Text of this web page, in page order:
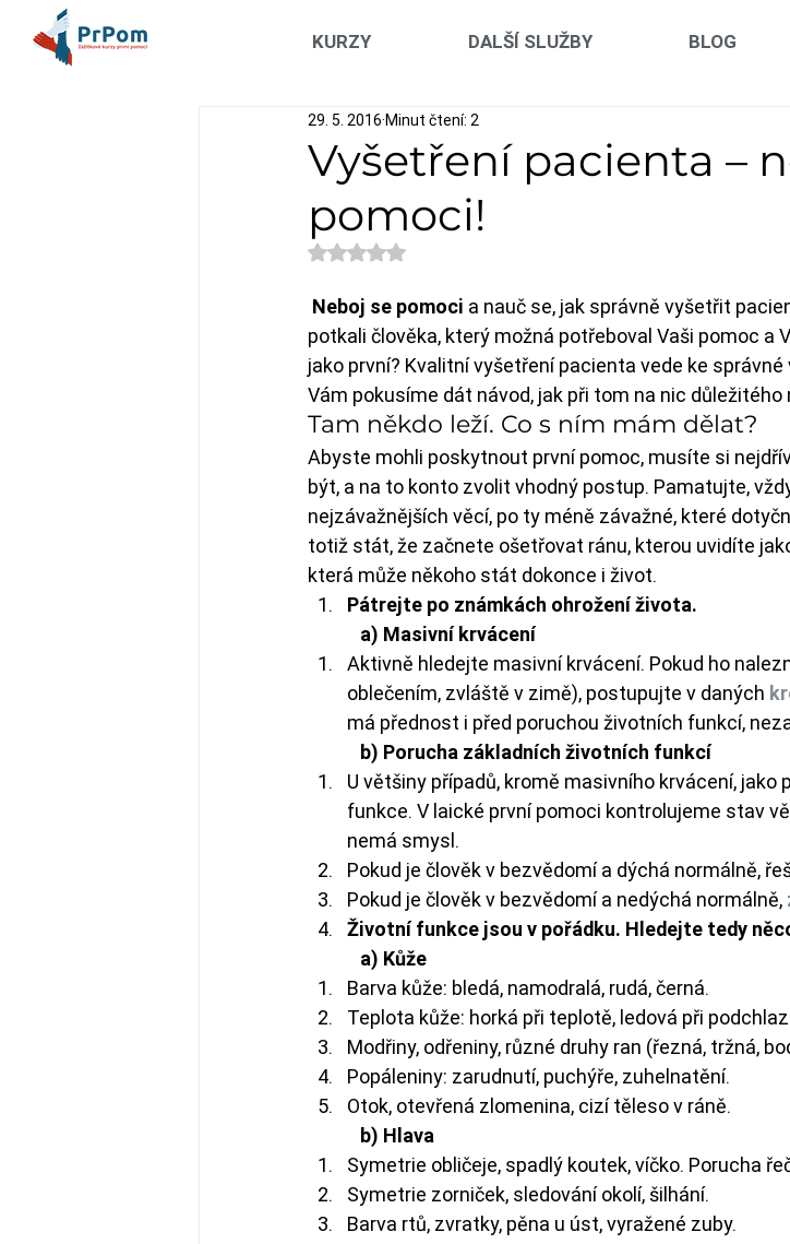
KURZY DALŠÍ SLUŽBY BLOG
Vyšetření pacienta –
pomoci!
29. 5. 2016 Minut čtení: 2
Hodnoceno NaN z 5 hvězdiček.
Neboj se pomoci a nauč se, jak správně vyšetřit
potkali člověka, který možná potřeboval Vaši pomoc a
jako první? Kvalitní vyšetření pacienta vede ke
Vám pokusíme dát návod, jak při tom na nic
Tam někdo leží. Co s ním mám dělat?
Abyste mohli poskytnout první pomoc, musíte si
být, a na to konto zvolit vhodný postup. Pamatujte,
nejzávažnějších věcí, po ty méně závažné, které
totiž stát, že začnete ošetřovat ránu, kterou uvidíte
která může někoho stát dokonce i život.
Pátrejte po známkách ohrožení života.
a) Masivní krvácení
Aktivně hledejte masivní krvácení. Pokud ho
oblečením, zvláště v zimě), postupujte v daných
má přednost i před poruchou životních funkcí,
b) Porucha základních životních funkcí
U většiny případů, kromě masivního krvácení,
funkce. V laické první pomoci kontrolujeme stav
nemá smysl.
Pokud je člověk v bezvědomí a dýchá normálně,
Pokud je člověk v bezvědomí a nedýchá normálně,
Životní funkce jsou v pořádku. Hledejte tedy
a) Kůže
Barva kůže: bledá, namodralá, rudá, černá.
Teplota kůže: horká při teplotě, ledová při
Modřiny, odřeniny, různé druhy ran (řezná, tržná,
Popáleniny: zarudnutí, puchýře, zuhelnatění.
Otok, otevřená zlomenina, cizí těleso v ráně.
b) Hlava
Symetrie obličeje, spadlý koutek, víčko. Porucha
Symetrie zorniček, sledování okolí, šilhání.
Barva rtů, zvratky, pěna u úst, vyražené zuby.